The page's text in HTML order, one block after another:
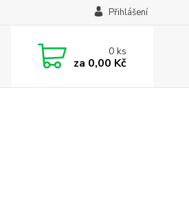
Přihlášení
0ks
za 0,00 Kč